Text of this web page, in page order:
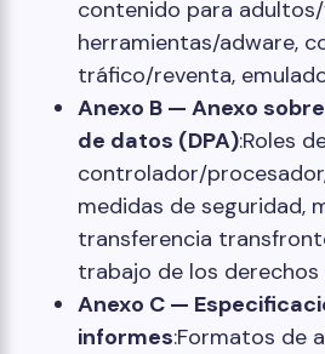
contenido para
herramientas/adware,
tráfico/reventa,
Anexo B — Anexo
de datos (DPA):Roles
controlador/
medidas de seguridad,
transferencia
trabajo de los
Anexo C —
informes:Formatos de